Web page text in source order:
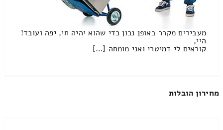
מעבירים מקרר באופן נכון כדי שהוא יהיה חי, יפה ועובד!
היי,
קוראים לי דמיטרי ואני מומחה […]
מחירון הובלות